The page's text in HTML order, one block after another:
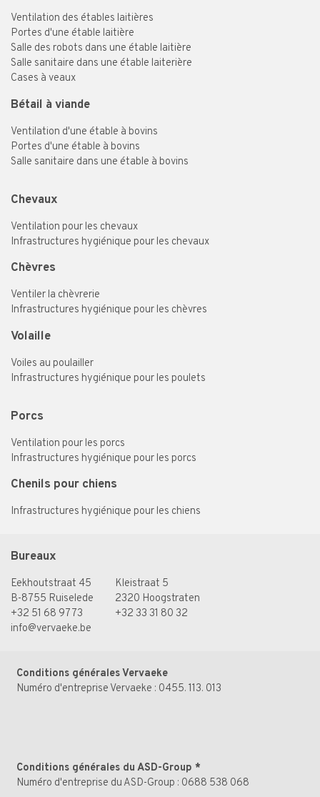
Ventilation des étables laitières
Portes d'une étable laitière
Salle des robots dans une étable laitière
Salle sanitaire dans une étable laiterière
Cases à veaux
Bétail à viande
Ventilation d'une étable à bovins
Portes d'une étable à bovins
Salle sanitaire dans une étable à bovins
Chevaux
Ventilation pour les chevaux
Infrastructures hygiénique pour les chevaux
Chèvres
Ventiler la chèvrerie
Infrastructures hygiénique pour les chèvres
Volaille
Voiles au poulailler
Infrastructures hygiénique pour les poulets
Porcs
Ventilation pour les porcs
Infrastructures hygiénique pour les porcs
Chenils pour chiens
Infrastructures hygiénique pour les chiens
Bureaux
Eekhoutstraat 45
B-8755 Ruiselede
+32 51 68 97 73
info@vervaeke.be
Kleistraat 5
2320 Hoogstraten
+32 33 31 80 32
Conditions générales Vervaeke
Numéro d'entreprise Vervaeke : 0455. 113. 013
Conditions générales du ASD-Group *
Numéro d'entreprise du ASD-Group : 0688 538 068